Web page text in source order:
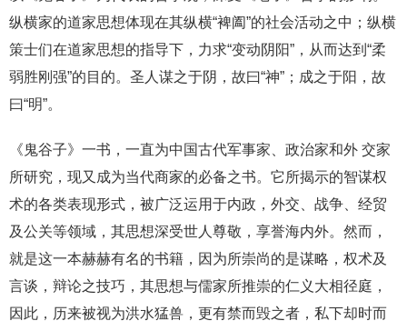
纵横家的道家思想体现在其纵横“裨阖”的社会活动之中；纵横
策士们在道家思想的指导下，力求“变动阴阳”，从而达到“柔
弱胜刚强”的目的。圣人谋之于阴，故曰“神”；成之于阳，故
曰“明”。
《鬼谷子》一书，一直为中国古代军事家、政治家和外 交家
所研究，现又成为当代商家的必备之书。它所揭示的智谋权
术的各类表现形式，被广泛运用于内政，外交、战争、经贸
及公关等领域，其思想深受世人尊敬，享誉海内外。然而，
就是这一本赫赫有名的书籍，因为所崇尚的是谋略，权术及
言谈，辩论之技巧，其思想与儒家所推崇的仁义大相径庭，
因此，历来被视为洪水猛兽，更有禁而毁之者，私下却时而